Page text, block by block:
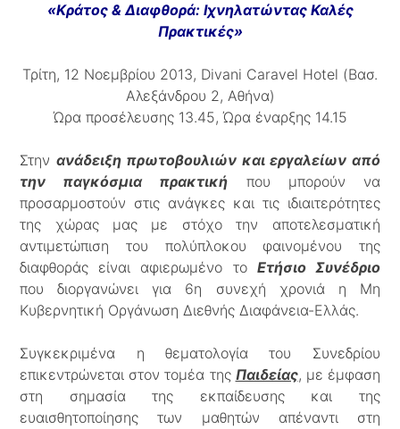
«Κράτος & Διαφθορά: Ιχνηλατώντας Καλές
Πρακτικές»
Τρίτη, 12 Νοεμβρίου 2013, Divani Caravel Hotel (Βασ.
Αλεξάνδρου 2, Αθήνα)
Ώρα προσέλευσης 13.45, Ώρα έναρξης 14.15
Στην ανάδειξη πρωτοβουλιών και εργαλείων από
την παγκόσμια πρακτική που μπορούν να
προσαρμοστούν στις ανάγκες και τις ιδιαιτερότητες
της χώρας μας με στόχο την αποτελεσματική
αντιμετώπιση του πολύπλοκου φαινομένου της
διαφθοράς είναι αφιερωμένο το Ετήσιο Συνέδριο
που διοργανώνει για 6η συνεχή χρονιά η Μη
Κυβερνητική Οργάνωση Διεθνής Διαφάνεια-Ελλάς.
Συγκεκριμένα η θεματολογία του Συνεδρίου
επικεντρώνεται στον τομέα της Παιδείας, με έμφαση
στη σημασία της εκπαίδευσης και της
ευαισθητοποίησης των μαθητών απέναντι στη